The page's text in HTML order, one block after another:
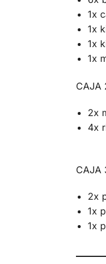
1x
1x
1x
1x
CAJA
2x
4x
CAJA
2x
1x
1x